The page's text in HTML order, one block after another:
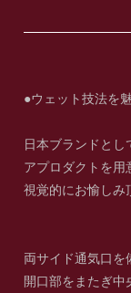
●ウェット技法を
日本ブランドと
アプロダクトを用
視覚的にお愉しみ
両サイド通気口を
開口部をまたぎ